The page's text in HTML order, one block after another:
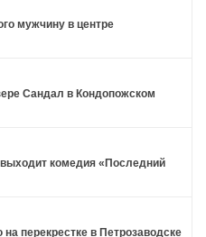
мужчину в центре
Сандал в Кондопожском
выходит комедия «Последний
перекрестке в Петрозаводске